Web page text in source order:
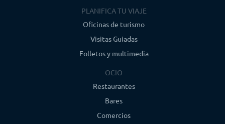
PLANIFICA TU VIAJE
Oficinas de turismo
Visitas Guiadas
Folletos y multimedia
OCIO
Restaurantes
Bares
Comercios